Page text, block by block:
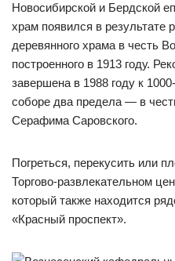
Новосибирской и Бердской
храм появился в результате
деревянного храма в честь
построенного в 1913 году.
завершена в 1988 году к
соборе два предела — в
Серафима Саровского.
Погреться, перекусить или
Торгово-развлекательном
который также находится
«Красный проспект».